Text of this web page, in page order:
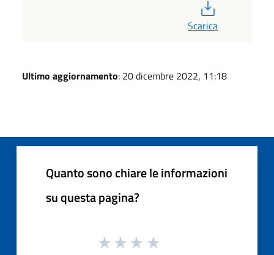
Scarica
Ultimo aggiornamento: 20 dicembre 2022, 11:18
Quanto sono chiare le informazioni
su questa pagina?